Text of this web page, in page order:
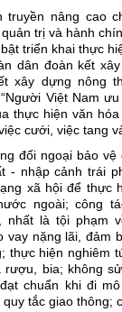
truyền nâng cao
trị và hành
triển khai thực
dân đoàn kết
xây dựng nông
Việt Nam
thực hiện văn
cưới, việc tang
đối ngoại bảo vệ
- nhập cảnh trái
xã hội để thực
ngoài; công
nhất là tội phạm
vay nặng lãi, đảm
thực hiện nghiêm
rượu, bia; không
chuẩn khi đi
tắc giao thông;